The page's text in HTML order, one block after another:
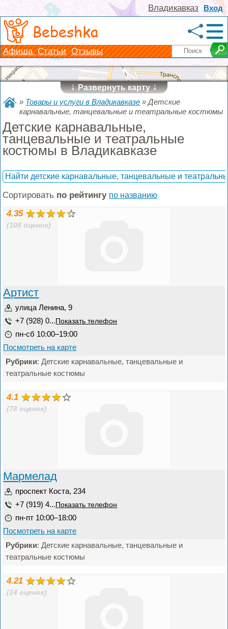
Вход
Владикавказ
Bebeshka
Афиша Статьи Отзывы
↓Развернуть карту↓
» Товары и услуги в Владикавказе »Детские
карнавальные, танцевальные и театральные костюмы
Детские карнавальные,
танцевальные и театральные
костюмы в Владикавказе
Найти детские карнавальные, танцевальные и
Сортировать по рейтингу по названию
4.35
(108 оценок)
Артист
улица Ленина, 9
+7 (928) 0... Показать телефон
пн-сб 10:00–19:00
Посмотреть на карте
Рубрики: Детские карнавальные, танцевальные и
театральные костюмы
4.1
(78 оценок)
Мармелад
проспект Коста, 234
+7 (919) 4... Показать телефон
пн-пт 10:00–18:00
Посмотреть на карте
Рубрики: Детские карнавальные, танцевальные и
театральные костюмы
4.21
(14 оценок)